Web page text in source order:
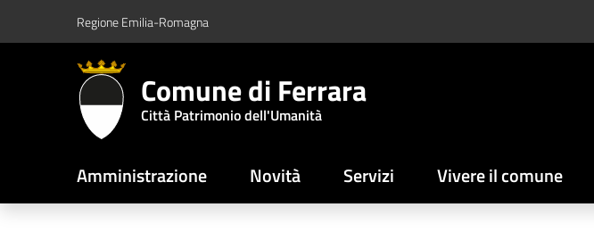
Vai al contenuto principale
Vai al footerRegione Emilia-Romagna
Comune di Ferrara
Città Patrimonio dell'Umanità
Amministrazione Novità Servizi Vivere il comune